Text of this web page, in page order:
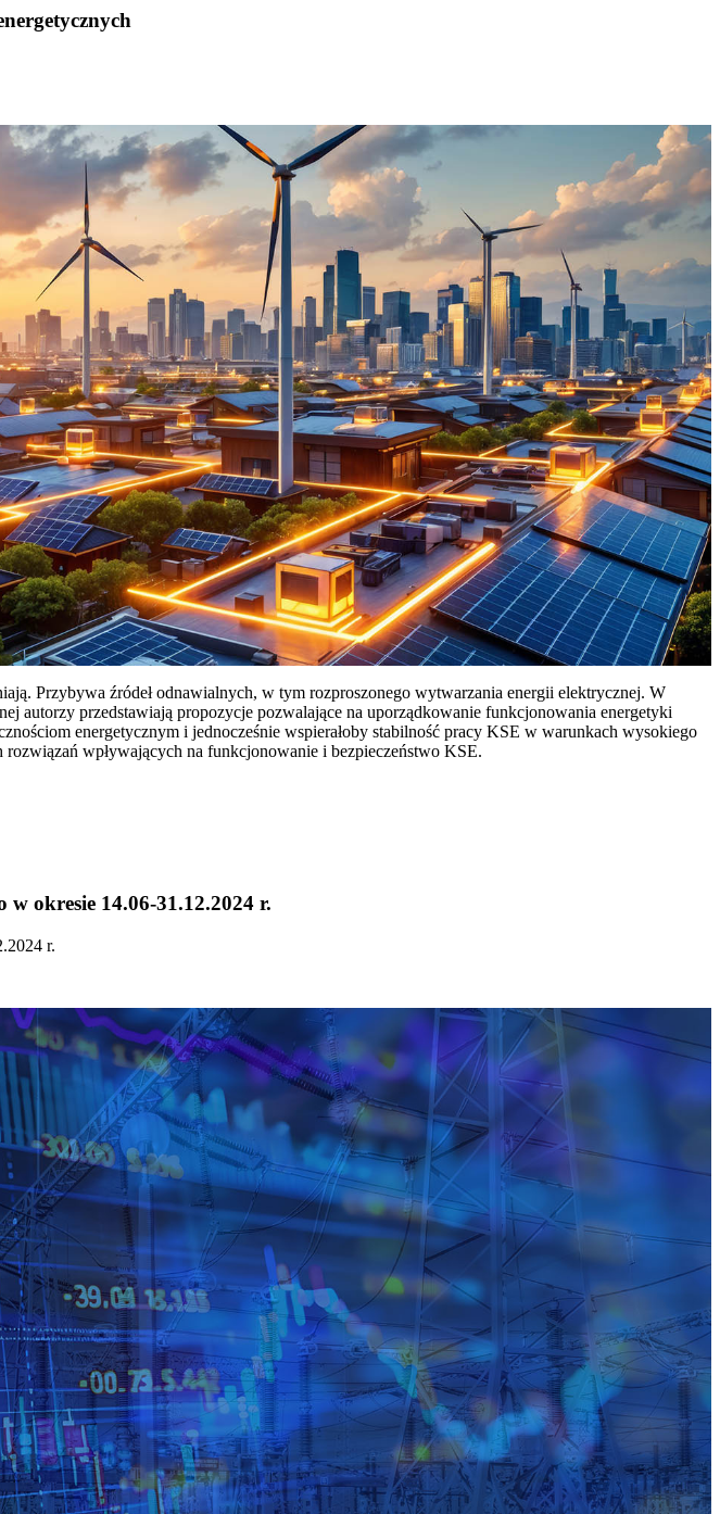
Przybywa źródeł odnawialnych, w tym rozproszonego wytwarzania energii elektrycznej. W
przedstawiają propozycje pozwalające na uporządkowanie funkcjonowania energetyki
energetycznym i jednocześnie wspierałoby stabilność pracy KSE w warunkach wysokiego
wpływających na funkcjonowanie i bezpieczeństwo KSE.
okresie 14.06-31.12.2024 r.
r.